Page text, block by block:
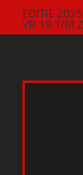
EDITIE 2025
VR 19 T/M